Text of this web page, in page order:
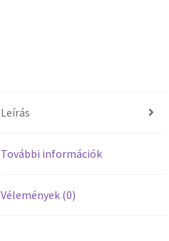
Leírás
További információk
Vélemények (0)